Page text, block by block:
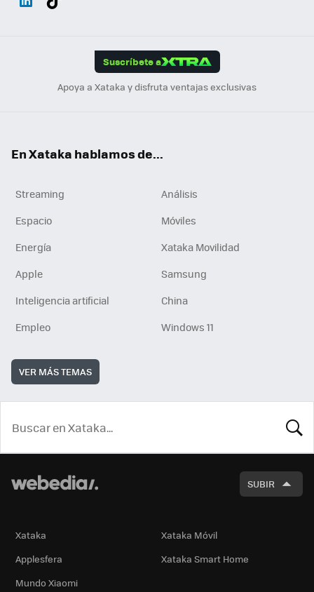
Suscríbete a
Apoya a Xataka y disfruta ventajas exclusivas
En Xataka hablamos de...
Streaming
Análisis
Espacio
Móviles
Energía
Xataka Movilidad
Apple
Samsung
Inteligencia artificial
China
Empleo
Windows 11
VER MÁS TEMAS
SUBIR
Xataka
Xataka Móvil
Applesfera
Xataka Smart Home
Mundo Xiaomi